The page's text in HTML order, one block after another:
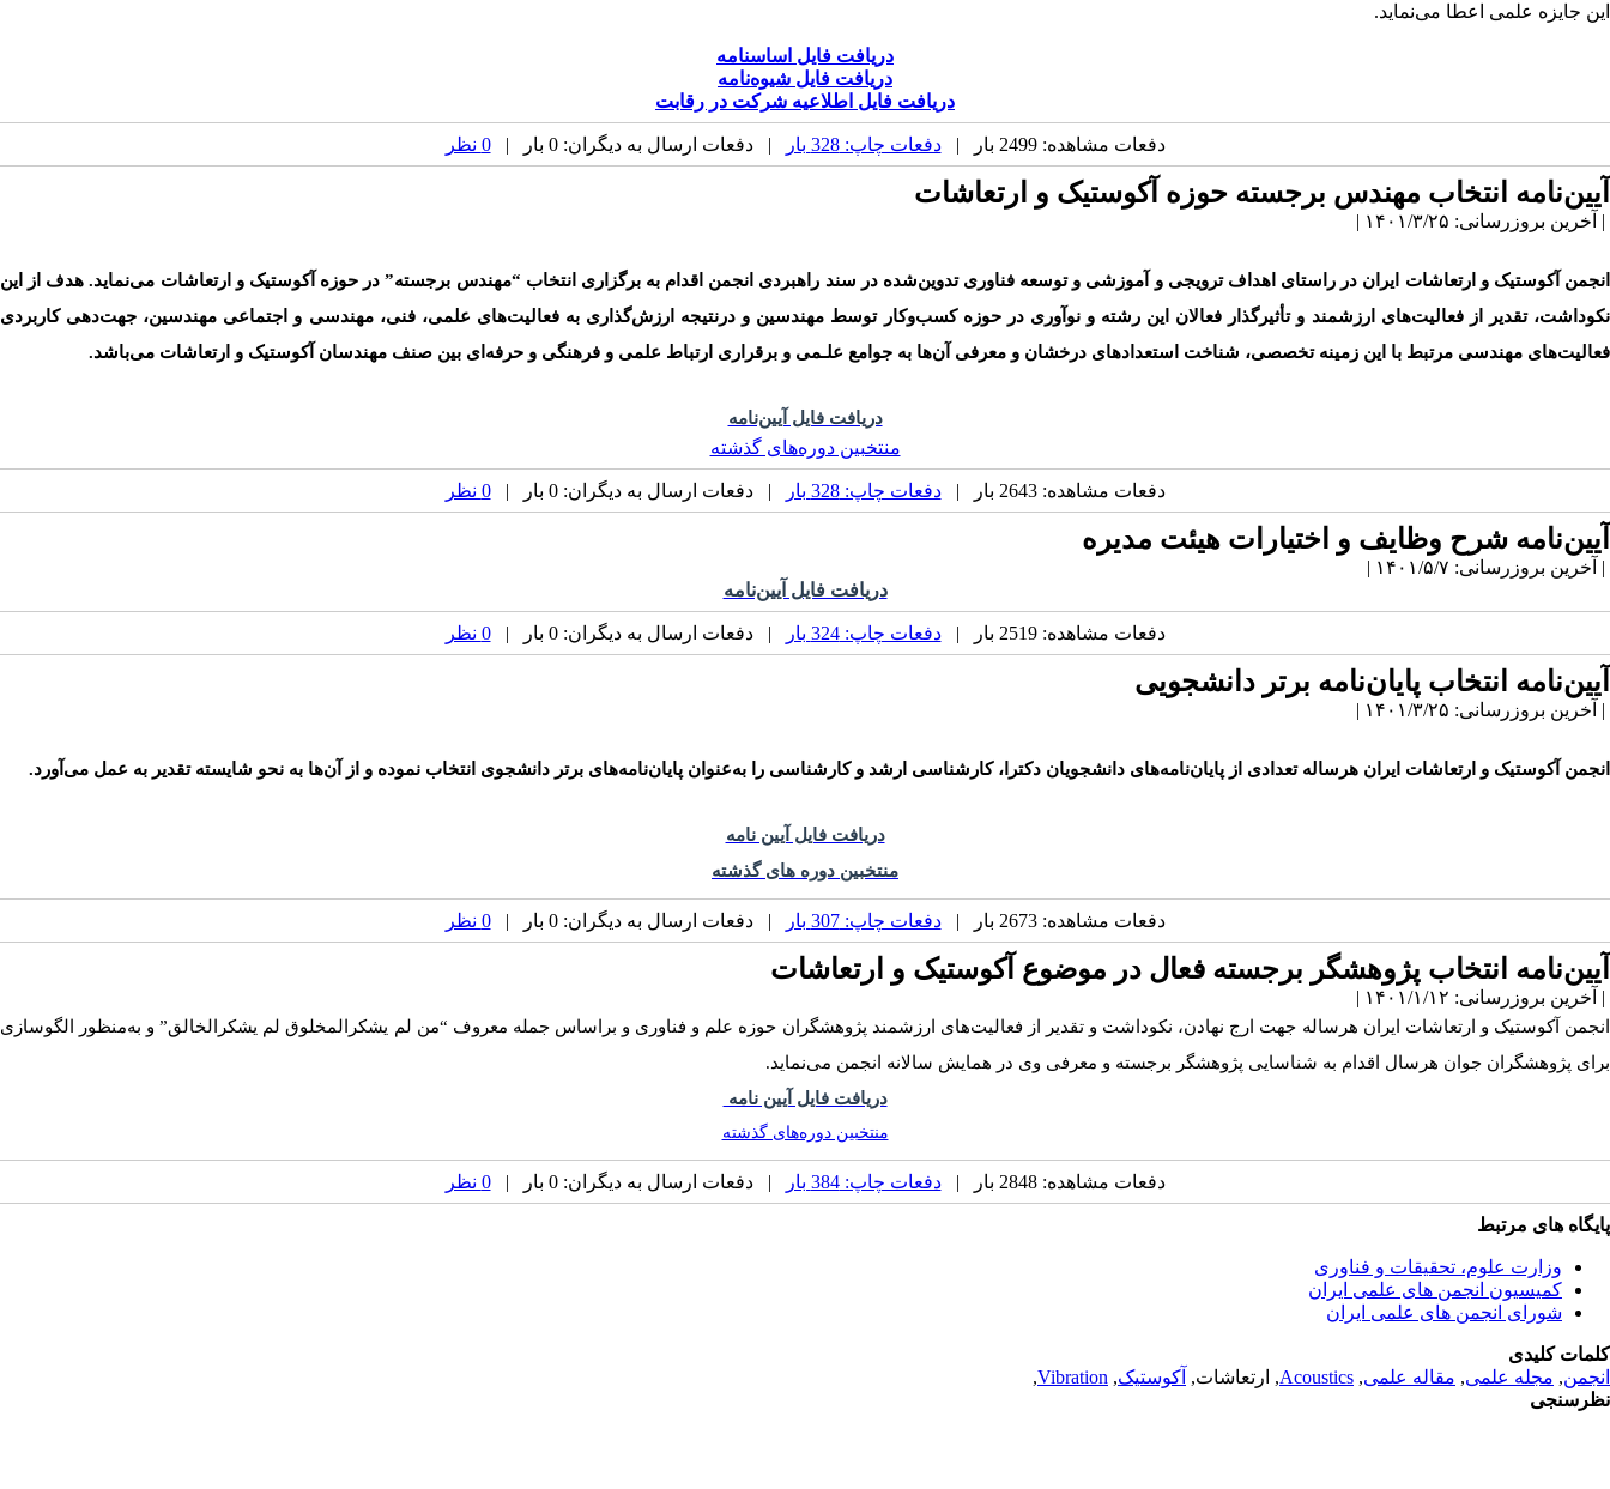
این جایزه علمی اعطا می‌نماید.
دریافت فایل اساسنامه
دریافت فایل شیوه‌نامه
دریافت فایل اطلاعیه شرکت در رقابت
دفعات مشاهده: 2499 بار | دفعات چاپ: 328 بار | دفعات ارسال به دیگران: 0 بار | 0 نظر
آیین‌نامه انتخاب مهندس برجسته حوزه آکوستیک و ارتعاشات
| آخرین بروزرسانی: ۱۴۰۱/۳/۲۵ |
انجمن آکوستیک و ارتعاشات ایران در راستای اهداف ترویجی و آموزشی و توسعه فناوری تدوین‌شده در سند راهبردی انجمن اقدام به برگزاری انتخاب “مهندس برجسته” در حوزه آکوستیک و ارتعاشات می‌نماید. هدف از این
نکوداشت، تقدیر از فعالیت‌های ارزشمند و تأثیرگذار فعالان این رشته و نوآوری در حوزه کسب‌وکار توسط مهندسین و درنتیجه ارزش‌گذاری به فعالیت‌های علمی، فنی، مهندسی و اجتماعی مهندسین، جهت‌دهی کاربردی
فعالیت‌های مهندسی مرتبط با این زمینه تخصصی، شناخت استعدادهای درخشان و معرفی آن‌ها به جوامع علـمی و برقراری ارتباط علمی و فرهنگی و حرفه‌ای بین صنف مهندسان آکوستیک و ارتعاشات می‌باشد.
دریافت فایل آیین‌نامه
منتخبین دوره‌های گذشته
دفعات مشاهده: 2643 بار | دفعات چاپ: 328 بار | دفعات ارسال به دیگران: 0 بار | 0 نظر
آیین‌نامه شرح وظایف و اختیارات هیئت مدیره
| آخرین بروزرسانی: ۱۴۰۱/۵/۷ |
دریافت فایل آیین‌نامه
دفعات مشاهده: 2519 بار | دفعات چاپ: 324 بار | دفعات ارسال به دیگران: 0 بار | 0 نظر
آیین‌نامه انتخاب پایان‌نامه برتر دانشجویی
| آخرین بروزرسانی: ۱۴۰۱/۳/۲۵ |
انجمن آکوستیک و ارتعاشات ایران هرساله تعدادی از پایان‌نامه‌های دانشجویان دکترا، کارشناسی ارشد و کارشناسی را به‌عنوان پایان‌نامه‌های برتر دانشجوی انتخاب نموده و از آن‌ها به نحو شایسته تقدیر به عمل می‌آورد.
دریافت فایل آیین نامه
منتخبین دوره های گذشته
دفعات مشاهده: 2673 بار | دفعات چاپ: 307 بار | دفعات ارسال به دیگران: 0 بار | 0 نظر
آیین‌نامه انتخاب پژوهشگر برجسته فعال در موضوع آکوستیک و ارتعاشات
| آخرین بروزرسانی: ۱۴۰۱/۱/۱۲ |
انجمن آکوستیک و ارتعاشات ایران هرساله جهت ارج نهادن، نکوداشت و تقدیر از فعالیت‌های ارزشمند پژوهشگران حوزه علم و فناوری و براساس جمله معروف “من لم یشکرالمخلوق لم یشکرالخالق” و به‌منظور الگوسازی
برای پژوهشگران جوان هرسال اقدام به شناسایی پژوهشگر برجسته و معرفی وی در همایش سالانه انجمن می‌نماید.
دریافت فایل آیین نامه
منتخبین دوره‌های گذشته
دفعات مشاهده: 2848 بار | دفعات چاپ: 384 بار | دفعات ارسال به دیگران: 0 بار | 0 نظر
پایگاه های مرتبط
وزارت علوم، تحقیقات و فناوری
کمیسیون انجمن های علمی ایران
شورای انجمن های علمی ایران
کلمات کلیدی
انجمن, مجله علمی, مقاله علمی,
Acoustics, ارتعاشات, آکوستیک,
Vibration
,
نظرسنجی